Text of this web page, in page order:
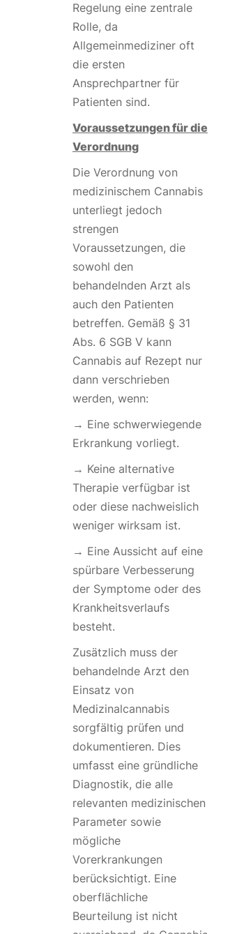
Regelung eine zentrale
Rolle, da
Allgemeinmediziner oft
die ersten
Ansprechpartner für
Patienten sind.
Voraussetzungen für die
Verordnung
Die Verordnung von
medizinischem Cannabis
unterliegt jedoch
strengen
Voraussetzungen, die
sowohl den
behandelnden Arzt als
auch den Patienten
betreffen. Gemäß § 31
Abs. 6 SGB V kann
Cannabis auf Rezept nur
dann verschrieben
werden, wenn:
→ Eine schwerwiegende
Erkrankung vorliegt.
→ Keine alternative
Therapie verfügbar ist
oder diese nachweislich
weniger wirksam ist.
→ Eine Aussicht auf eine
spürbare Verbesserung
der Symptome oder des
Krankheitsverlaufs
besteht.
Zusätzlich muss der
behandelnde Arzt den
Einsatz von
Medizinalcannabis
sorgfältig prüfen und
dokumentieren. Dies
umfasst eine gründliche
Diagnostik, die alle
relevanten medizinischen
Parameter sowie
mögliche
Vorerkrankungen
berücksichtigt. Eine
oberflächliche
Beurteilung ist nicht